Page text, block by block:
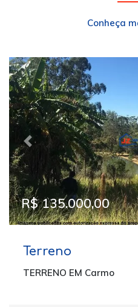
Conheça
Previous
R$ 135.000,00
Terreno
TERRENO EM Carmo